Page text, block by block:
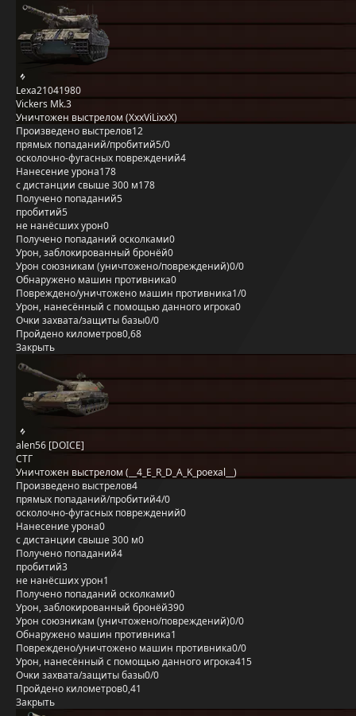
Lexa21041980
Vickers Mk.3
Уничтожен выстрелом (XxxViLixxX)
Произведено выстрелов12
прямых попаданий/пробитий5/0
осколочно-фугасных повреждений4
Нанесение урона178
с дистанции свыше 300 м178
Получено попаданий5
пробитий5
не нанёсших урон0
Получено попаданий осколками0
Урон, заблокированный бронёй0
Урон союзникам (уничтожено/повреждений)0/0
Обнаружено машин противника0
Повреждено/уничтожено машин противника1/0
Урон, нанесённый с помощью данного игрока0
Очки захвата/защиты базы0/0
Пройдено километров0,68
Закрыть
alen56 [DOICE]
СТГ
Уничтожен выстрелом (__4_E_R_D_A_K_poexal__)
Произведено выстрелов4
прямых попаданий/пробитий4/0
осколочно-фугасных повреждений0
Нанесение урона0
с дистанции свыше 300 м0
Получено попаданий4
пробитий3
не нанёсших урон1
Получено попаданий осколками0
Урон, заблокированный бронёй390
Урон союзникам (уничтожено/повреждений)0/0
Обнаружено машин противника1
Повреждено/уничтожено машин противника0/0
Урон, нанесённый с помощью данного игрока415
Очки захвата/защиты базы0/0
Пройдено километров0,41
Закрыть